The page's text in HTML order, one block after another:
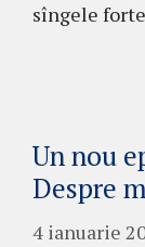
sîngele
Un nou
Despre
4 ianuarie